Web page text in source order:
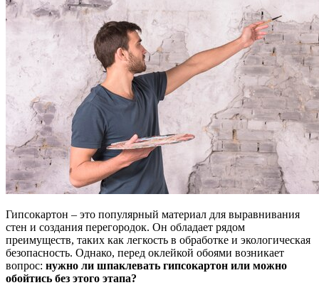
Гипсокартон – это популярный материал для выравнивания
стен и создания перегородок. Он обладает рядом
преимуществ, таких как легкость в обработке и экологическая
безопасность. Однако, перед оклейкой обоями возникает
вопрос: нужно ли шпаклевать гипсокартон или можно
обойтись без этого этапа?